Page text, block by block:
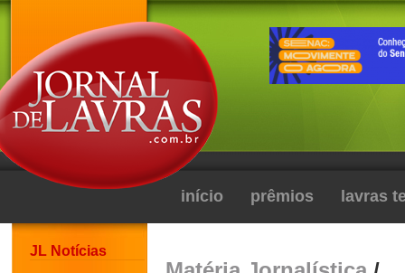
início prêmios lavras
JL Notícias